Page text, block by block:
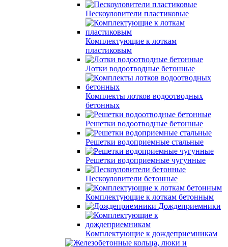
Пескоуловители пластиковые
Комплектующие к лоткам
пластиковым
Лотки водоотводные бетонные
Комплекты лотков водоотводных
бетонных
Решетки водоотводные бетонные
Решетки водоприемные стальные
Решетки водоприемные чугунные
Пескоуловители бетонные
Комплектующие к лоткам бетонным
Дождеприемники
Комплектующие к дождеприемникам